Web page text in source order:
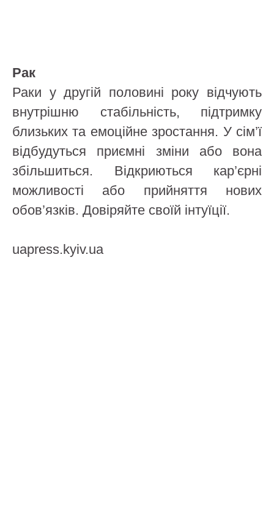
Рак
Раки у другій половині року відчують
внутрішню стабільність, підтримку
близьких та емоційне зростання. У сім’ї
відбудуться приємні зміни або вона
збільшиться. Відкриються кар’єрні
можливості або прийняття нових
обов’язків. Довіряйте своїй інтуїції.
uapress.kyiv.ua